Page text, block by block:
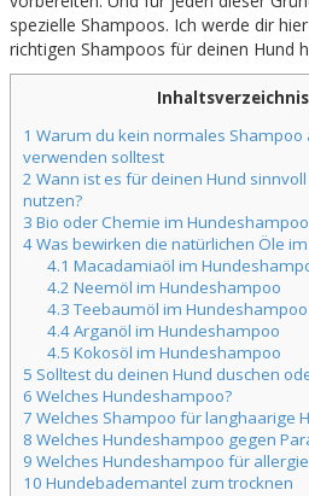
spezielle Shampoos. Ich werde dir
richtigen Shampoos für deinen Hund
Inhaltsverzeichnis
1 Warum du kein normales Shampoo
verwenden solltest
2 Wann ist es für deinen Hund
nutzen?
3 Bio oder Chemie im
4Was bewirken die natürlichen Öle
4.1 Macadamiaöl im
4.2 Neemöl im Hundeshampoo
4.3 Teebaumöl im Hundeshampoo
4.4Arganöl im Hundeshampoo
4.5 Kokosöl im Hundeshampoo
5 Solltest du deinen Hund duschen
6 Welches Hundeshampoo?
7 Welches Shampoo für langhaarige
8 Welches Hundeshampoo gegen
9 Welches Hundeshampoo für
10 Hundebademantel zum trocknen